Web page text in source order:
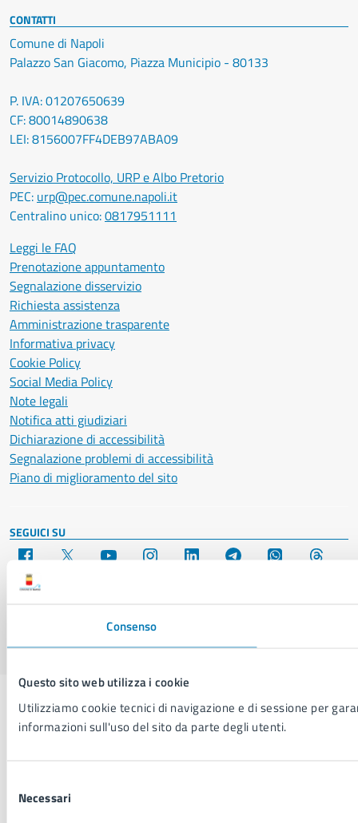
Consenso
Questo sito web utilizza i cookie
Utilizziamo cookie tecnici di navigazione e di sessione per
informazioni sull'uso del sito da parte degli utenti.
delNecessari
CONTATTI
Comune di Napoli
Palazzo San Giacomo, Piazza Municipio - 80133
P. IVA: 01207650639
CF: 80014890638
LEI: 8156007FF4DEB97ABA09
Servizio Protocollo, URP e Albo Pretorio
PEC: urp@pec.comune.napoli.it
Centralino unico:0817951111
Leggi le FAQ
Prenotazione appuntamento
Segnalazione disservizio
Richiesta assistenza
Amministrazione trasparente
Informativa privacy
Cookie Policy
Social Media Policy
Note legali
Notifica atti giudiziari
Dichiarazione di accessibilità
Segnalazione problemi di accessibilità
Piano di miglioramento del sito
SEGUICI SU
Facebook YouTube Instagram LinkedIn Telegram WhatsApp